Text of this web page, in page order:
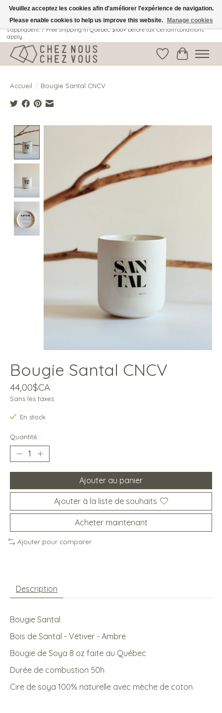
Livraison gratuite au Québec: 100$ + avant taxes. Certaines conditions
s'appliquent. / Free shipping in Quebec: $100+ before tax. Certain conditions
apply.
Liste dePanier
Accueil / Bougie Santal CNCV
Product image slideshow Items
Bougie Santal CNCV
44,00$CA
Sans les taxes
En stock
Quantité :
Ajouter au panier
Ajouter à la liste de souhaits
Acheter maintenant
Ajouter pour comparer
Description
Bougie Santal
Bois de Santal - Vétiver - Ambre
Bougie de Soya 8 oz faite au Québec
Durée de combustion 50h
Cire de soya 100% naturelle avec mèche de coton
Veuillez acceptez les cookies afin d'améliorer l'expérience de navigation.
Please enable cookies to help us improve this website.
Manage cookies